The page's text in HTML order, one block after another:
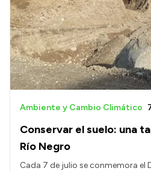
Transparencia
Presupuesto
Boletín Oficial
Compras y licitaciones
Consulta de pago a
Convocatorias
Conservar el suelo: una
Río Negro
Ambiente y Cambio Climático
Cada 7 de julio se conmemora el